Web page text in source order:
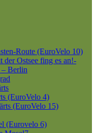
Route (EuroVelo 10)
der Ostsee fing es an!-
Berlin
(EuroVelo 4)
(EuroVelo 15)
(Eurovelo 6)